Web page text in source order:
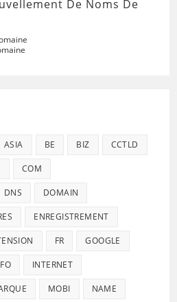
De Noms De
ASIA BE BIZ CCTLD
COM
DNS DOMAIN
ENREGISTREMENT
FR GOOGLE
INTERNET
MOBI NAME